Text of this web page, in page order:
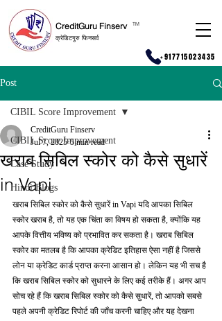
CreditGuru Finserv
क्रेडिटगुरु फिनसर्व
TM
+917715023435
Post
CIBIL Score Improvement
Case Study
Hindi Blogs
CIBIL Score Improvement
खराब सिबिल स्कोर को कैसे सुधारें
in Vapi
CreditGuru Finserv
Jul 7, 2025 5 min read
खराब सिबिल स्कोर को कैसे सुधारें in Vapi यदि आपका सिबिल
स्कोर खराब है, तो यह एक चिंता का विषय हो सकता है, क्योंकि यह
आपके वित्तीय भविष्य को प्रभावित कर सकता है। खराब सिबिल
स्कोर का मतलब है कि आपका क्रेडिट इतिहास ऐसा नहीं है जिससे
लोन या क्रेडिट कार्ड प्राप्त करना आसान हो। लेकिन यह भी सच है
कि खराब सिबिल स्कोर को सुधारने के लिए कई तरीके हैं। अगर आप
सोच रहे हैं कि खराब सिबिल स्कोर को कैसे सुधारें, तो आपको सबसे
पहले अपनी क्रेडिट रिपोर्ट की जाँच करनी चाहिए और यह देखना